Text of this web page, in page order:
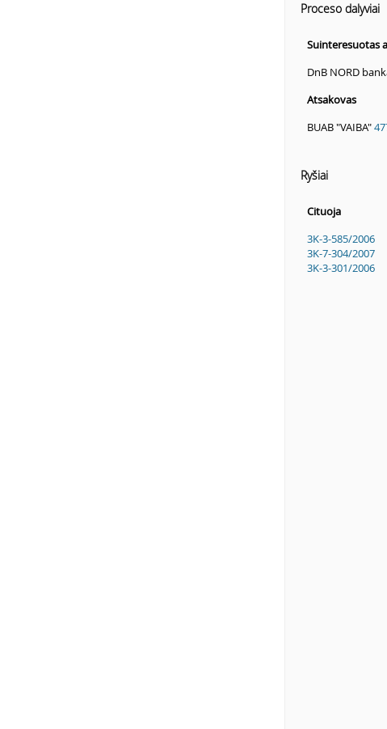
Proceso dalyviai
Suinteresuotas
DnB NORD
Atsakovas
BUAB "VAIBA"
Ryšiai
Cituoja
3K-3-585/2006
3K-7-304/2007
3K-3-301/2006